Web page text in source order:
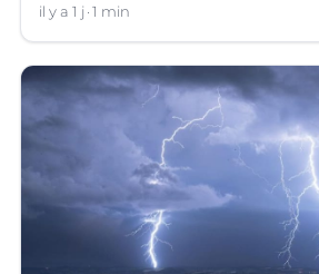
il y a 1 j 1 min